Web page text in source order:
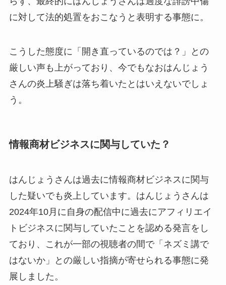
に対して法的処置をおこなうと表明する事態に。
こうした態度に「開き直っているのでは？」との
厳しい声も上がっており、今でもなおはんじょう
さんの炎上騒ぎは落ち着いたとはいえないでしょ
う。
情報商材ビジネスに関与していた？
はんじょうさんは過去に情報商材ビジネスに関与
した疑いでも炎上しています。はんじょうさんは
2024年10月に自身の配信中に過去にアフィリエイ
トビジネスに関与していたことを認める発言をし
ており、これが一部の視聴者の間で「ネズミ講で
はないか」との厳しい指摘が寄せられる事態に発
展しました。